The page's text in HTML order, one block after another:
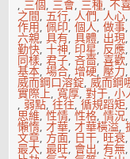
, 三個,三會,三種,不
之間,五行,人們,人心
作用,佩印,個人,做事
六親,具有,具體, 出現
勤快,十神, 印星, 反應,
同樣,君子,吝嗇,喜歡
基本,場合,增硬,壓力,
威而鋼口溶錠,威而鋼
實際上, 寬厚,對于,小
,弱點,往往,循規蹈矩
思維,性情,性格,情況,
懶惰,才華,才華橫溢,
文章, 方面, 日干, 旺衰
最大,最旺, 會出,有無